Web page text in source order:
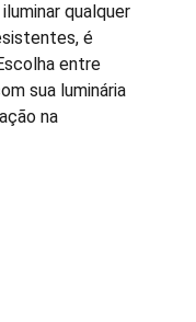
qualquer
é
entre
sua luminária
na